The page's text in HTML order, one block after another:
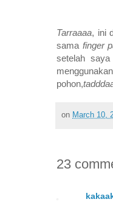
Tarraaaa, ini
sama finger
setelah
pohon,
on March 10,
23